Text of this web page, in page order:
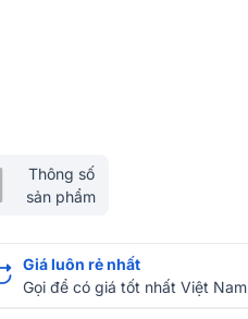
Thông số
sản phẩm
Giá luôn rẻ nhất
Gọi để có giá tốt nhất Việt Nam